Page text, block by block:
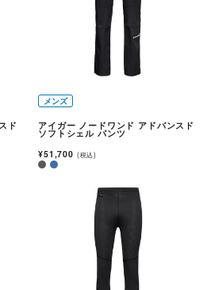
ド
メンズ
アイガー ノードワンド アドバンスド
ソフトシェル パンツ
¥51,700 (税込)